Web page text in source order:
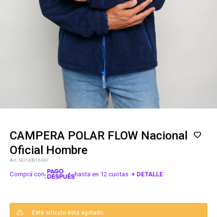
CAMPERA POLAR FLOW Nacional
Oficial Hombre
NU143016-001
Comprá con hasta en 12 cuotas + DETALLE
Este artículo está agotado.